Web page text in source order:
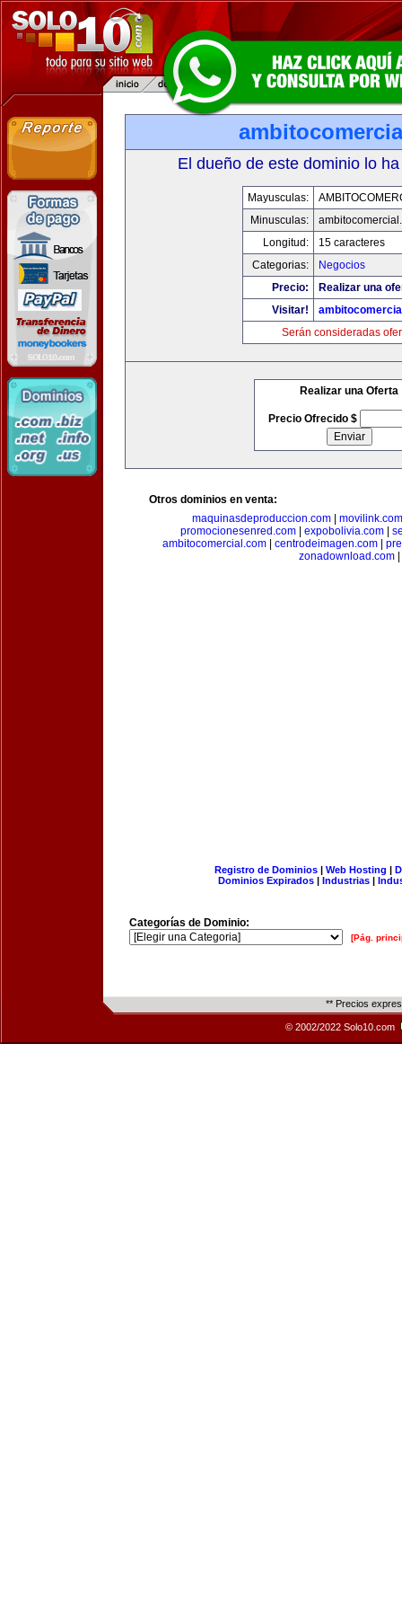
El dueño de este dominio lo
Mayusculas:
Minusculas:
Longitud:
15 caracteres
Categorias:
Negocios
Precio:
Realizar una
Visitar!
Serán consideradas
Realizar una Oferta
Precio Ofrecido $
Otros dominios en venta:
maquinasdeproduccion.com
movilink.com
promocionesenred.com| expobolivia.com|
ambitocomercial.com| centrodeimagen.com|
zonadownload.com|
Registro de Dominios| Web Hosting |
Dominios Expirados | Industrias |
Categorías de Dominio:
[Pág.
** Precios
© 2002/2022 Solo10.com